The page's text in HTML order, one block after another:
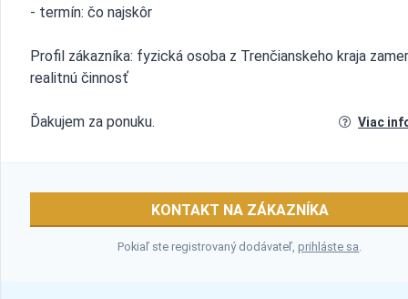
- termín: čo najskôr
Profil zákazníka: fyzická osoba z Trenčianskeho kraja
realitnú činnosť
Ďakujem za ponuku. Viac
KONTAKT NA ZÁKAZNÍKA
Pokiaľ ste registrovaný dodávateľ,prihláste sa.